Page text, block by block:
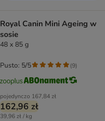
Royal Canin Mini Ageing w
sosie
48 x 85 g
pojedynczo 167,84 zł
162,96 zł
39,96 zł / kg
Pusto: 5/5 (9)